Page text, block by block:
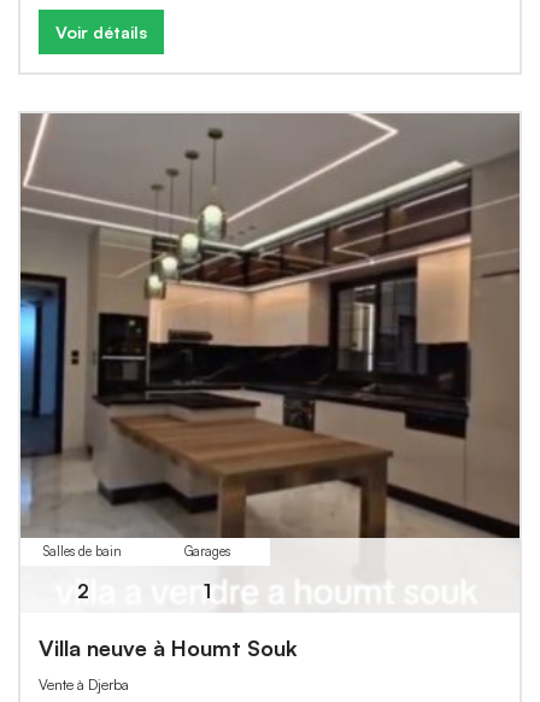
Voir détails
Salles de bain
2
Garages
1
Villa neuve à Houmt Souk
Vente à Djerba